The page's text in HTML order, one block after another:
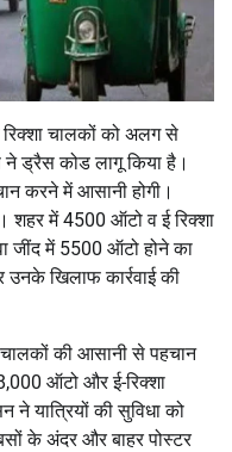
चालकों को अलग से
ने ड्रैस कोड लागू किया है।
करने में आसानी होगी।
शहर में 4500 ऑटो व ई रिक्शा
जींद में 5500 ऑटो होने का
उनके खिलाफ कार्रवाई की
चालकों की आसानी से पहचान
ऑटो और ई-रिक्शा
यात्रियों की सुविधा को
के अंदर और बाहर पोस्टर